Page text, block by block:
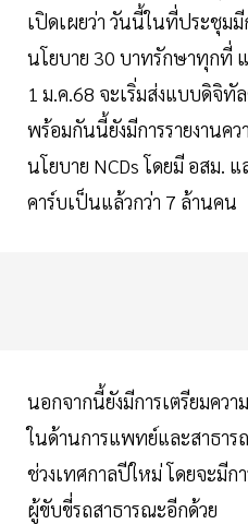
เปิดเผยว่า วันนี้ในที่ประชุมมี
นโยบาย 30 บาทรักษาทุกที่
1 ม.ค.68 จะเริ่มส่งแบบดิจิทั
พร้อมกันนี้ยังมีการรายงานค
นโยบาย NCDs โดยมี อสม.
คาร์บเป็นแล้วกว่า 7 ล้านคน
นอกจากนี้ยังมีการเตรียมคว
ในด้านการแพทย์และสาธาร
ช่วงเทศกาลปีใหม่ โดยจะมีก
ผู้ขับขี่รถสาธารณะอีกด้วย